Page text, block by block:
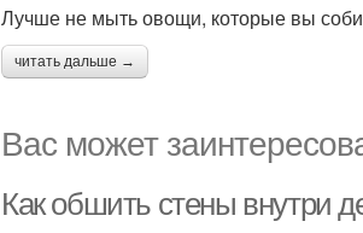
Лучше не мыть овощи, которые вы
читать дальше →
Вас может
Как обшить стены внутри